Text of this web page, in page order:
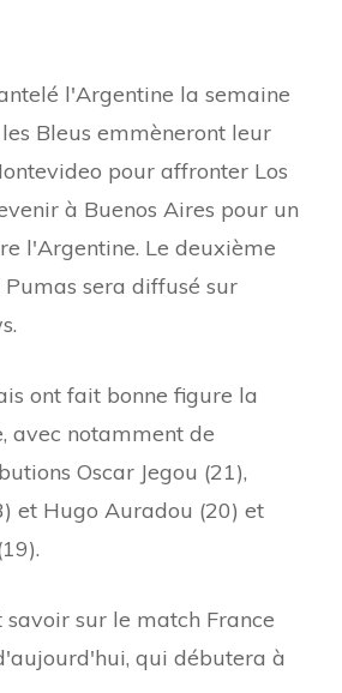
l'Argentine la semaine
Bleus emmèneront leur
pour affronter Los
à Buenos Aires pour un
l'Argentine. Le deuxième
sera diffusé sur
ont fait bonne figure la
avec notamment de
Oscar Jegou (21),
et Hugo Auradou (20) et
sur le match France
qui débutera à